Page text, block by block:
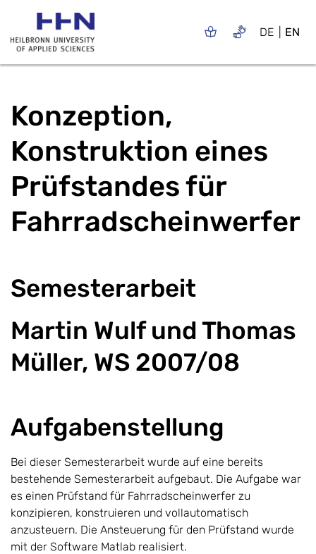
DE EN
Konzeption,
Konstruktion eines
Prüfstandes für
Fahrradscheinwerfer
Semesterarbeit
Martin Wulf und Thomas
Müller, WS 2007/08
Aufgabenstellung
Bei dieser Semesterarbeit wurde auf eine bereits
bestehende Semesterarbeit aufgebaut. Die Aufgabe war
es einen Prüfstand für Fahrradscheinwerfer zu
konzipieren, konstruieren und vollautomatisch
anzusteuern. Die Ansteuerung für den Prüfstand wurde
mit der Software Matlab realisiert.